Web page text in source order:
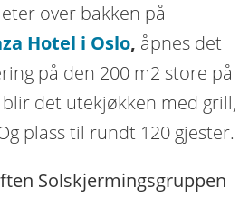
over bakken på
Hotel i Oslo, åpnes det
på den 200 m2 store på
det utekjøkken med grill,
plass til rundt 120 gjester.
Solskjermingsgruppen